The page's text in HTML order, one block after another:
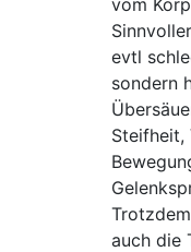
vom
evtl
sondern
Steifheit,
auch die